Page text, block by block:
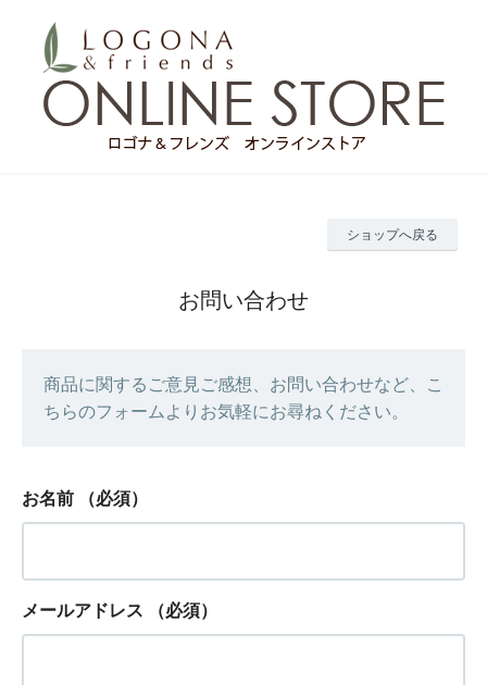
ショップへ戻る
お問い合わせ
商品に関するご意見ご感想、お問い合わせなど、こ
ちらのフォームよりお気軽にお尋ねください。
お名前 （必須）
メールアドレス （必須）